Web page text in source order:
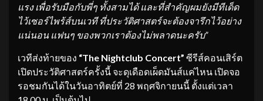
แรง เพื่อรับมือกับพี่ๆ ทั้งสามได้ และที่สำคัญผมยังมีทีเด็ด
ไว้เซอร์ไพร้ส์บนเวที ที่ประวัติศาสตร์จะต้องจารึกไว้อย่าง
แน่นอน แฟนๆ ของพวกเราต้องไม่พลาดนะครับ”
เวทีส่งท้ายของ “The Nightclub Concert” ซีรีส์คอนเสิร์ต
เปิดประวัติศาสตร์ครั้งนี้ จะดุเดือดเผ็ดมันส์แค่ไหน เปิดจอ
รอชมกันได้ในวันอาทิตย์ที่ 28 พฤศจิกายนนี้ ตั้งแต่เวลา